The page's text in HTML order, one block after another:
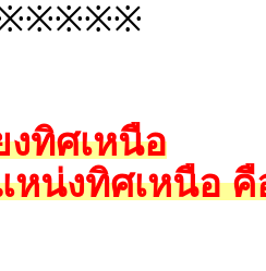
งทิศเหนือ
น่งทิศเหนือ คื